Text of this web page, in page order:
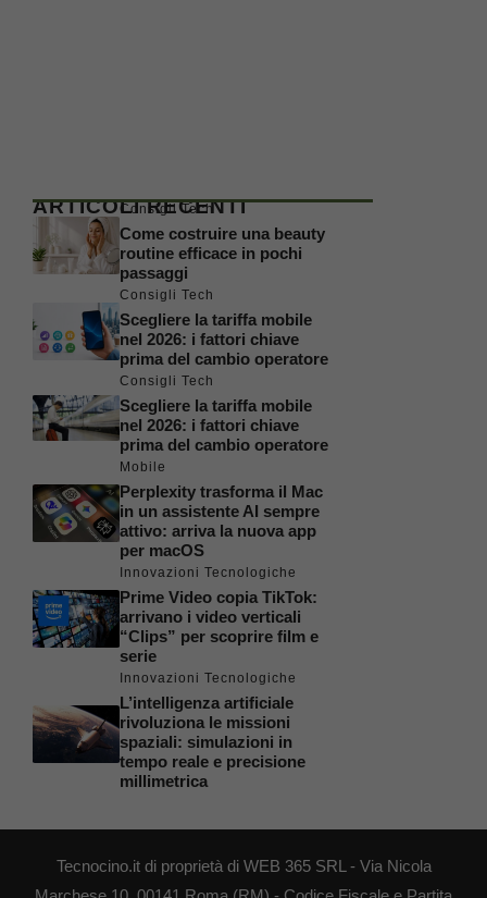
ARTICOLI RECENTI
Consigli Tech
Come costruire una beauty
routine efficace in pochi
passaggi
Consigli Tech
Scegliere la tariffa mobile
nel 2026: i fattori chiave
prima del cambio operatore
Consigli Tech
Scegliere la tariffa mobile
nel 2026: i fattori chiave
prima del cambio operatore
Mobile
Perplexity trasforma il Mac
in un assistente AI sempre
attivo: arriva la nuova app
per macOS
Innovazioni Tecnologiche
Prime Video copia TikTok:
arrivano i video verticali
“Clips” per scoprire film e
serie
Innovazioni Tecnologiche
L’intelligenza artificiale
rivoluziona le missioni
spaziali: simulazioni in
tempo reale e precisione
millimetrica
Tecnocino.it di proprietà di WEB 365 SRL - Via Nicola